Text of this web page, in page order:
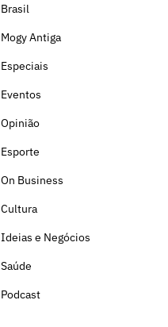
Brasil
Mogy Antiga
Especiais
Eventos
Opinião
Esporte
On Business
Cultura
Ideias e Negócios
Saúde
Podcast